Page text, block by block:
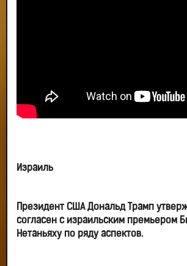
Израиль
Президент США Дональд Трамп
согласен с израильским премьером
Нетаньяху по ряду аспектов.